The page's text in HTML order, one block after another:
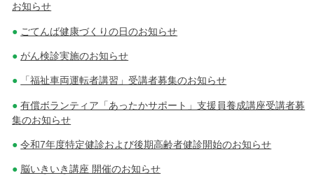
お知らせ
ごてんば健康づくりの日のお知らせ
がん検診実施のお知らせ
「福祉車両運転者講習」受講者募集のお知らせ
有償ボランティア「あったかサポート」支援員養成講座受講者募
集のお知らせ
令和7年度特定健診および後期高齢者健診開始のお知らせ
脳いきいき講座 開催のお知らせ